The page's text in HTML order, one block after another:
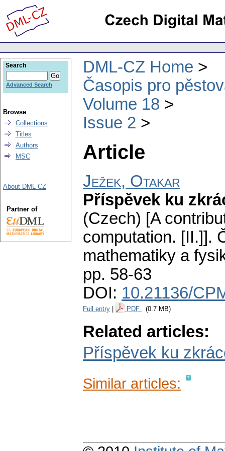
DML-CZ Home
Časopis pro
Volume 18
Issue 2
Article
Ježek, Otakar
Příspěvek ku
(Czech) [A
computation. [II.]].
mathematiky a
pp. 58-63
DOI: 10.21136/
Full entry PDF (0.7 MB)
Related articles:
Příspěvek ku
Similar articles:
Search
Advanced Search
Browse
Collections
Titles
Authors
MSC
About DML-CZ
Partner of